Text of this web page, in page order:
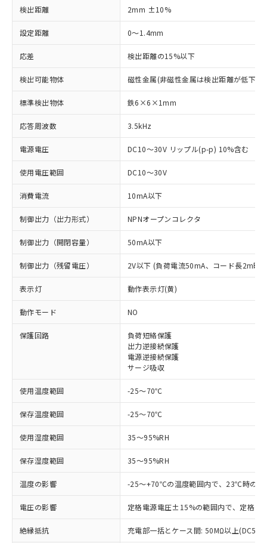
検出距離 2mm ±10%
設定距離 0～1.4mm
応差 検出距離の15%以下
検出可能物体 磁性金属(非磁性金属は検出距離が低下し
標準検出物体 鉄6×6×1mm
応答周波数 3.5kHz
電源電圧 DC10～30V リップル(p-p) 10%含む
使用電圧範囲 DC10～30V
消費電流 10mA以下
制御出力（出力形式） NPNオープンコレクタ
制御出力（開閉容量） 50mA以下
制御出力（残留電圧） 2V以下 (負荷電流50mA、コード長2m時)
表示灯 動作表示灯(黄)
動作モード NO
保護回路
負荷短絡保護
出力逆接続保護
電源逆接続保護
サージ吸収
使用温度範囲 -25～70℃
保存温度範囲 -25～70℃
使用湿度範囲 35～95%RH
保存湿度範囲 35～95%RH
温度の影響 -25～+70℃の温度範囲内で、23℃時の
電圧の影響 定格電源電圧±15%の範囲内で、定格電
絶縁抵抗 充電部一括とケース間: 50MΩ以上
ご利用条件
以下の条件をお読みいただき、同意のうえ
本サービスは、当社制御機器事業取扱
商品の当社在庫状況および標準価格
(税抜)を提供させていただくもので
当社制御機器事業取扱商品の中には、
本サービスの対象外となる商品もある
ことをご了承ください。
在庫状況および標準価格照会結果は、
対応済み：EU RoHS指令（10物質）の
非含有に対応した製品が提供可能な商品で
対応予定：EU RoHS指令（10物質）の非含
有に対応した製品に切り替える予定のある
商品です。
対応予定なし：EU RoHS指令（10物質）の
非含有に非対応の商品で、対応品を出す予
調査・確認中：EU RoHS指令（10物質）の
非含有の対応状況を調査中または確認中の
商品です。
非該当品：ライセンス料など無形物で、有
害物質有無と関係のない商品です。
仕入先様の事情により、非含有部品として
いたものが、含有品と判明した場合などや
むを得ず変更することがあります。
※1 中国RoHS○×表
「○」：最大均質材料含有率が中国RoHSの
基準値以下であることを示します。
「×」：最大均質材料含有率が中国RoHSの
基準値を超えていることを示します。
「－」：未確認です。当社販売部門へお問
い合わせください。
当社は、これら貴社製品のうち、外国
為替および外国貿易法に定める商品
（以下｢規制貨物等」という）を輸出